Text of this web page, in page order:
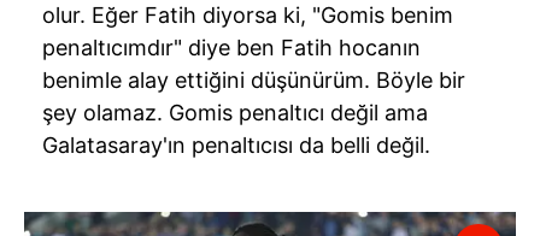
kılınması ve kişiselleştirilmesi ve sizlere yönelik
reklam/pazarlama faaliyetlerinin yapılması, amaçlarıyla
sınırlı olarak açık rızanız dahilinde kullanılacaktır.
Çerezlere ilişkin tercihlerinizi aşağıda yer alan panel
vasıtasıyla belirleyebilirsiniz. Çerezlere ilişkin detaylı bilgi
Metnimiziziyaret edebilirsiniz.
olur. Eğer Fatih diyorsa ki, "Gomis benim
penaltıcımdır" diye ben Fatih hocanın
benimle alay ettiğini düşünürüm. Böyle bir
şey olamaz. Gomis penaltıcı değil ama
Galatasaray'ın penaltıcısı da belli değil.